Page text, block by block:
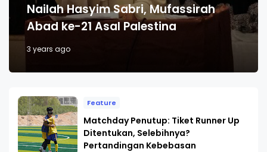
Nailah Hasyim Sabri, Mufassirah
Abad ke-21 Asal Palestina
3 years ago
Feature
Matchday Penutup: Tiket Runner Up
Ditentukan, Selebihnya?
Pertandingan Kebebasan